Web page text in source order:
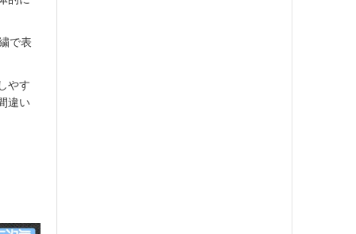
で表
やす
違い